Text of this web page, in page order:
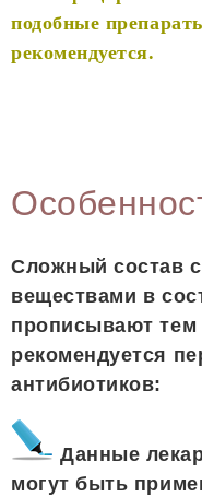
подобные
рекомендуется.
Сложный состав
веществами в
прописывают тем
рекомендуется
антибиотиков:
Данные
могут быть